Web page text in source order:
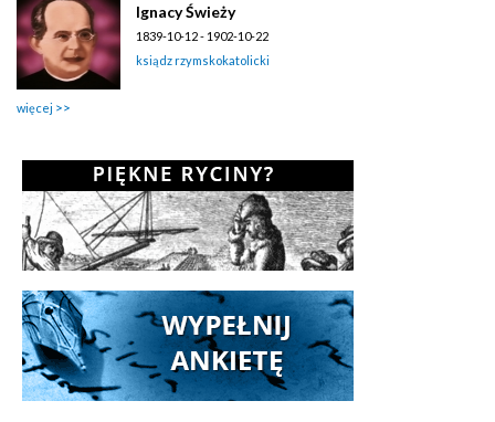
Ignacy Świeży
1839-10-12 - 1902-10-22
ksiądz rzymskokatolicki
więcej